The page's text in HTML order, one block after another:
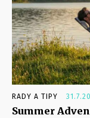
RADY A TIPY
Summer